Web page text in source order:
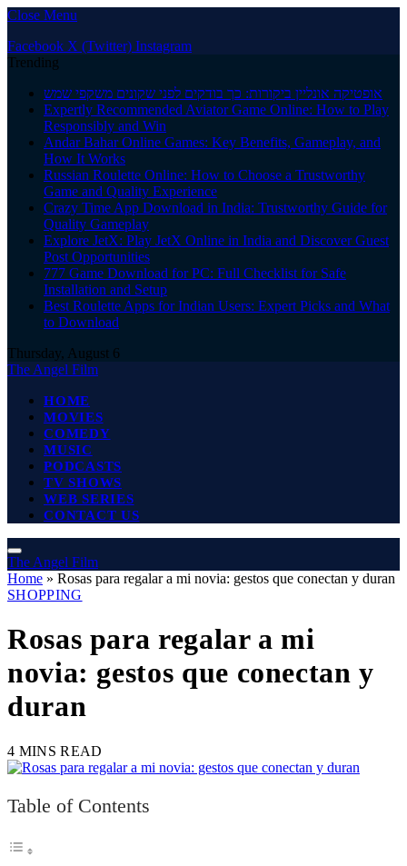
Close Menu
Facebook X (Twitter) Instagram
Trending
אופטיקה אונליין ביקורות: כך בודקים לפני שקונים משקפי שמש
Expertly Recommended Aviator Game Online: How to Play
Responsibly and Win
Andar Bahar Online Games: Key Benefits, Gameplay, and
How It Works
Russian Roulette Online: How to Choose a Trustworthy
Game and Quality Experience
Crazy Time App Download in India: Trustworthy Guide for
Quality Gameplay
Explore JetX: Play JetX Online in India and Discover Guest
Post Opportunities
777 Game Download for PC: Full Checklist for Safe
Installation and Setup
Best Roulette Apps for Indian Users: Expert Picks and What
to Download
Thursday, August 6
The Angel Film
HOME
MOVIES
COMEDY
MUSIC
PODCASTS
TV SHOWS
WEB SERIES
CONTACT US
The Angel Film
Home » Rosas para regalar a mi novia: gestos que conectan y duran
SHOPPING
Rosas para regalar a mi
novia: gestos que conectan y
duran
4 MINS READ
Table of Contents